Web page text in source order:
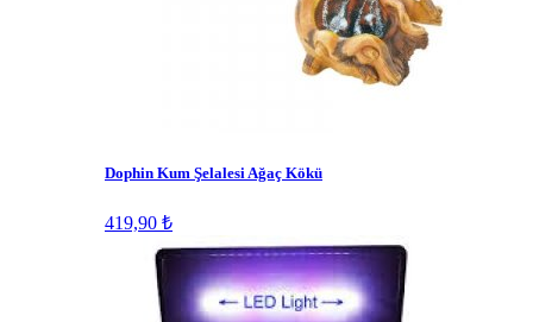
Dophin Kum Şelalesi Ağaç Kökü
419,90 ₺